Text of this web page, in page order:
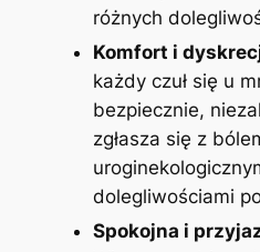
różnych
Komfort i
każdy czuł się u
bezpiecznie,
zgłasza się z
dolegliwościami
Spokojna i